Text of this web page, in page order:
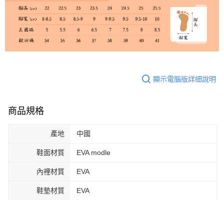
顯示電腦版詳細說明
商品規格
產地 中國
鞋面材質 EVA modle
內裡材質 EVA
鞋墊材質 EVA